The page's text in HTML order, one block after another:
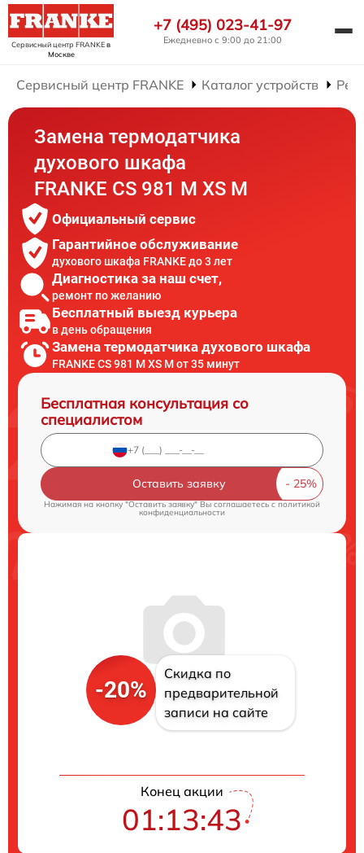
Сервисный центр FRANKEв
Москве
+7 (495) 023-41-97
Ежедневно с 9:00 до 21:00
Сервисный центр FRANKE Каталог устройств
Замена термодатчика
духового шкафа
FRANKE CS 981 M XS M
Официальный сервис
Гарантийное обслуживание
духового шкафа FRANKE до 3 лет
Диагностика за наш счет,
ремонт по желанию
Бесплатный выезд курьера
в день обращения
Замена термодатчика духового шкафа
FRANKE CS 981 M XS M от 35 минут
Бесплатная консультация со
специалистом
Оставить заявку
Нажимая на кнопку "Оставить заявку" Вы соглашаетесь cполитикой
конфиденциальности
-20%
Скидка по
предварительной
записи на сайте
Конец акции
01:13:42